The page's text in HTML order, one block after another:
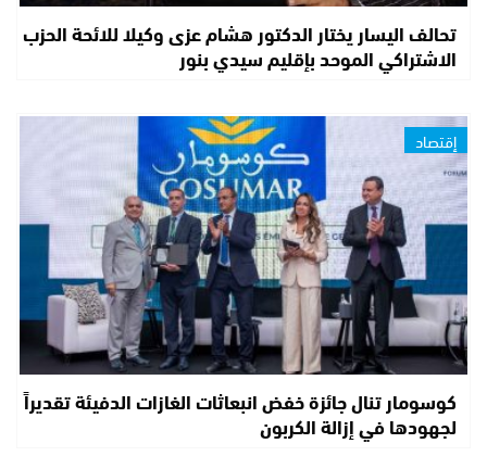
تحالف اليسار يختار الدكتور هشام عزى وكيلا للائحة الحزب
الاشتراكي الموحد بإقليم سيدي بنور
إقتصاد
كوسومار تنال جائزة خفض انبعاثات الغازات الدفيئة تقديراً
لجهودها في إزالة الكربون